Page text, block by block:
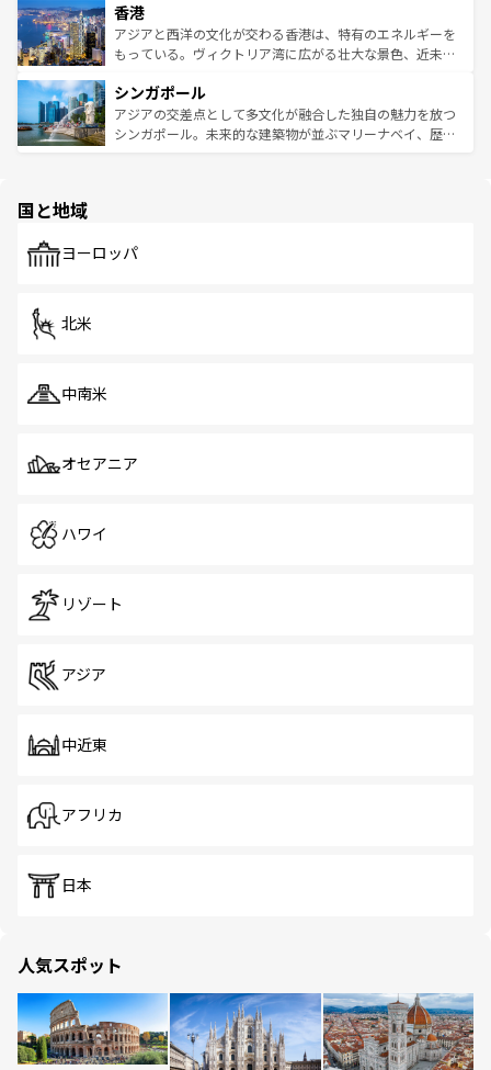
とつ。フォーやバインミー、ベトナムコーヒーなどは、ぜ
ひ現地で味わいたい。どの地域を訪れてもあたたかい人々
が旅行者を迎えてくれるので、きっと忘れられない旅にな
参照してほしい。
の活気が交差している。北部ではチェンマイなどの山岳地
帯で自然と触れ合い、南部ではプーケットやクラビの美し
いビーチでリゾート気分を楽しむことができる。タイ料理
激する。気候は一年中温暖で、どの季節にも異なる楽しみ
が待っている。親しみやすいタイの人々、仏教を中心とし
た文化、そして多様な観光資源が、訪れる旅人を魅了し続
香港
アジアと西洋の文化が交わる香港は、特有のエネルギーを
もっている。ヴィクトリア湾に広がる壮大な景色、近未来
み、どこを訪れても感動するはず。観光スポットが密集し
ており、効率よく見どころを回れるのも魅力。息をのむよ
うな絶景から文化的な体験まで、香港を存分に楽しみ尽く
シンガポール
アジアの交差点として多文化が融合した独自の魅力を放つ
シンガポール。未来的な建築物が並ぶマリーナベイ、歴史
で、ホーカーズは地元の風情を楽しめる外せないスポット
国と地域
ヨーロッパ
北米
中南米
オセアニア
ハワイ
リゾート
アジア
中近東
アフリカ
日本
人気スポット